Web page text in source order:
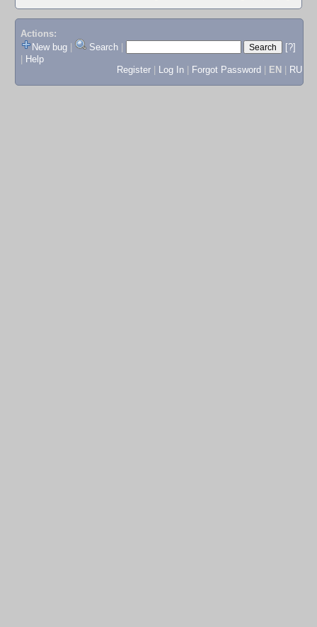
Actions:
New bug
Search
[?]
Help
Register
Log In Forgot Password EN RU